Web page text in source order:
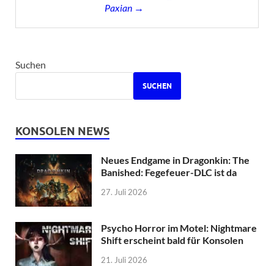
Paxian →
Suchen
SUCHEN
KONSOLEN NEWS
Neues Endgame in Dragonkin: The
Banished: Fegefeuer-DLC ist da
27. Juli 2026
Psycho Horror im Motel: Nightmare
Shift erscheint bald für Konsolen
21. Juli 2026